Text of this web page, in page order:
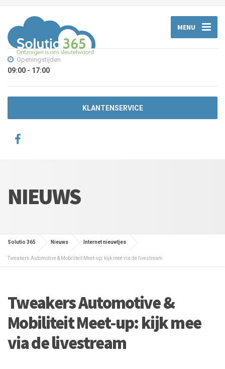
MENU
Openingstijden
09:00 - 17:00
KLANTENSERVICE
NIEUWS
Solutio 365 Nieuws Internet nieuwtjes
Tweakers Automotive & Mobiliteit Meet-up: kijk mee via de livestream
Tweakers Automotive &
Mobiliteit Meet-up: kijk mee
via de livestream